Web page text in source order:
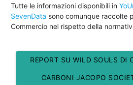
Tutte le informazioni disponibili in
SevenData sono comunque raccolte
Commercio nel rispetto della
REPORT SU WILD SOULS DI
CARBONI JACOPO